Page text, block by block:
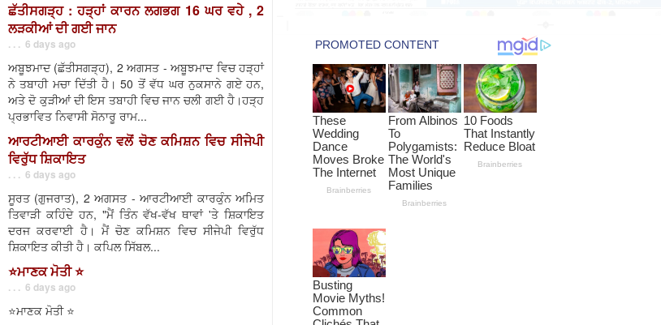
ਛੱਤੀਸਗੜ੍ਹ : ਹੜ੍ਹਾਂ ਕਾਰਨ ਲਗਭਗ 16 ਘਰ ਵਹੇ , 2
ਲੜਕੀਆਂ ਦੀ ਗਈ ਜਾਨ
. . . 6 days ago
ਅਬੂਝਮਾਦ (ਛੱਤੀਸਗੜ੍ਹ), 2 ਅਗਸਤ - ਅਬੂਝਮਾਦ ਵਿਚ ਹੜ੍ਹਾਂ
ਨੇ ਤਬਾਹੀ ਮਚਾ ਦਿੱਤੀ ਹੈ। 50 ਤੋਂ ਵੱਧ ਘਰ ਨੁਕਸਾਨੇ ਗਏ ਹਨ,
ਅਤੇ ਦੋ ਕੁੜੀਆਂ ਦੀ ਇਸ ਤਬਾਹੀ ਵਿਚ ਜਾਨ ਚਲੀ ਗਈ ਹੈ।ਹੜ੍ਹ
ਪ੍ਰਭਾਵਿਤ ਨਿਵਾਸੀ ਸੋਨਾਰੂ ਰਾਮ...
ਆਰਟੀਆਈ ਕਾਰਕੁੰਨ ਵਲੋਂ ਚੋਣ ਕਮਿਸ਼ਨ ਵਿਚ ਸੀਜੇਪੀ
ਵਿਰੁੱਧ ਸ਼ਿਕਾਇਤ
. . . 6 days ago
ਸੂਰਤ (ਗੁਜਰਾਤ), 2 ਅਗਸਤ - ਆਰਟੀਆਈ ਕਾਰਕੁੰਨ ਅਮਿਤ
ਤਿਵਾੜੀ ਕਹਿੰਦੇ ਹਨ, "ਮੈਂ ਤਿੰਨ ਵੱਖ-ਵੱਖ ਥਾਵਾਂ 'ਤੇ ਸ਼ਿਕਾਇਤ
ਦਰਜ ਕਰਵਾਈ ਹੈ। ਮੈਂ ਚੋਣ ਕਮਿਸ਼ਨ ਵਿਚ ਸੀਜੇਪੀ ਵਿਰੁੱਧ
ਸ਼ਿਕਾਇਤ ਕੀਤੀ ਹੈ। ਕਪਿਲ ਸਿੱਬਲ...
⭐️ਮਾਣਕ ਮੋਤੀ ⭐️
. . . 6 days ago
⭐️ਮਾਣਕ ਮੋਤੀ ⭐️